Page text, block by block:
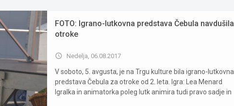
FOTO: Igrano-lutkovna predstava Čebula navdušila
otroke
access_time Nedelja, 06.08.2017
V soboto, 5. avgusta, je na Trgu kulture bila igrano-lutkovna
predstava Čebula za otroke od 2. leta. Igra: Lea Menard
Igralka in animatorka poleg lutk animira tudi pravo sadje in